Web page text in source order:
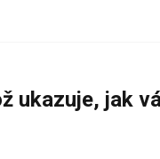
ukazuje, jak